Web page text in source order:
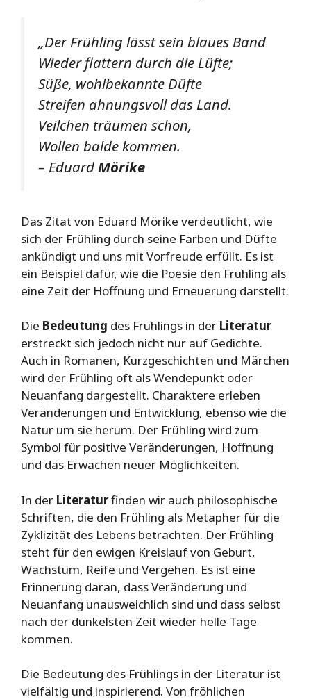
„Der Frühling lässt sein blaues Band
Wieder flattern durch die Lüfte;
Süße, wohlbekannte Düfte
Streifen ahnungsvoll das Land.
Veilchen träumen schon,
Wollen balde kommen.
– EduardMörike
Das Zitat von Eduard Mörike verdeutlicht, wie
sich der Frühling durch seine Farben und Düfte
ankündigt und uns mit Vorfreude erfüllt. Es ist
ein Beispiel dafür, wie die Poesie den Frühling als
eine Zeit der Hoffnung und Erneuerung darstellt.
Die Bedeutung des Frühlings in der Literatur
erstreckt sich jedoch nicht nur auf Gedichte.
Auch in Romanen, Kurzgeschichten und Märchen
wird der Frühling oft als Wendepunkt oder
Neuanfang dargestellt. Charaktere erleben
Veränderungen und Entwicklung, ebenso wie die
Natur um sie herum. Der Frühling wird zum
Symbol für positive Veränderungen, Hoffnung
und das Erwachen neuer Möglichkeiten.
In der Literaturfinden wir auch philosophische
Schriften, die den Frühling als Metapher für die
Zyklizität des Lebens betrachten. Der Frühling
steht für den ewigen Kreislauf von Geburt,
Wachstum, Reife und Vergehen. Es ist eine
Erinnerung daran, dass Veränderung und
Neuanfang unausweichlich sind und dass selbst
nach der dunkelsten Zeit wieder helle Tage
kommen.
Die Bedeutung des Frühlings in der Literatur ist
vielfältig und inspirierend. Von fröhlichen